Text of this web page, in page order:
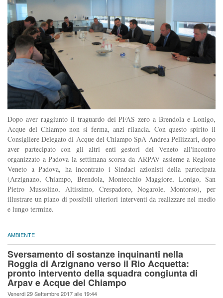
Dopo aver raggiunto il traguardo dei PFAS zero a Brendola e Lonigo,
Acque del Chiampo non si ferma, anzi rilancia. Con questo spirito il
Consigliere Delegato di Acque del Chiampo SpA Andrea Pellizzari, dopo
aver partecipato con gli altri enti gestori del Veneto all'incontro
organizzato a Padova la settimana scorsa da ARPAV assieme a Regione
Veneto a Padova, ha incontrato i Sindaci azionisti della partecipata
(Arzignano, Chiampo, Brendola, Montecchio Maggiore, Lonigo, San
Pietro Mussolino, Altissimo, Crespadoro, Nogarole, Montorso), per
illustrare un piano di possibili ulteriori interventi da realizzare nel medio
e lungo termine.
AMBIENTE
Sversamento di sostanze inquinanti nella
Roggia di Arzignano verso il Rio Acquetta:
pronto intervento della squadra congiunta di
Arpav e Acque del Chiampo
Venerdi 29 Settembre 2017 alle 19:44